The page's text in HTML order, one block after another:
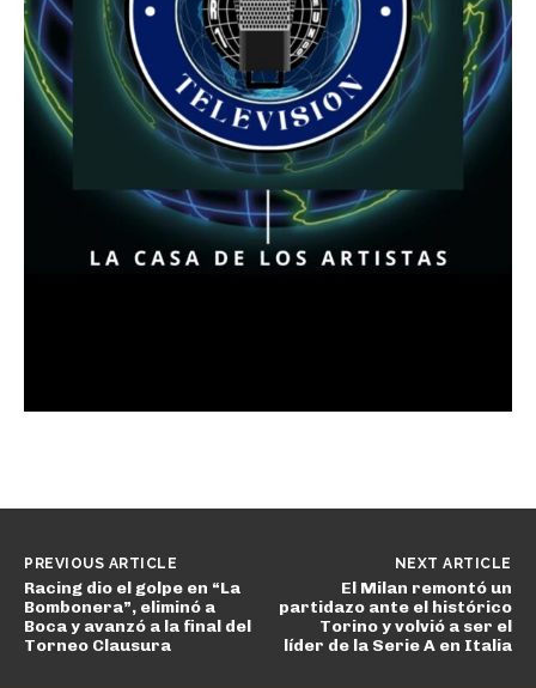
PREVIOUS ARTICLE
Racing dio el golpe en “La
Bombonera”, eliminó a
Boca y avanzó a la final del
Torneo Clausura
NEXT ARTICLE
El Milan remontó un
partidazo ante el histórico
Torino y volvió a ser el
líder de la Serie A en Italia